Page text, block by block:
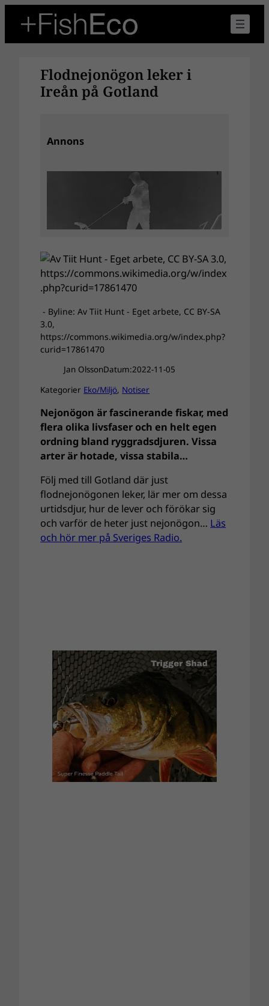
innehåll
Flodnejonögon leker i
Ireån på Gotland
Annons
- Byline: Av Tiit Hunt - Eget arbete, CC BY-SA
3.0,
https://commons.wikimedia.org/w/index.php?
curid=17861470
Jan OlssonDatum:2022-11-05
Kategorier Eko/Miljö, Notiser
Nejonögon är fascinerande fiskar, med
flera olika livsfaser och en helt egen
ordning bland ryggradsdjuren. Vissa
arter är hotade, vissa stabila…
Följ med till Gotland där just
flodnejonögonen leker, lär mer om dessa
urtidsdjur, hur de lever och förökar sig
och varför de heter just nejonögon… Läs
och hör mer på Sveriges Radio.